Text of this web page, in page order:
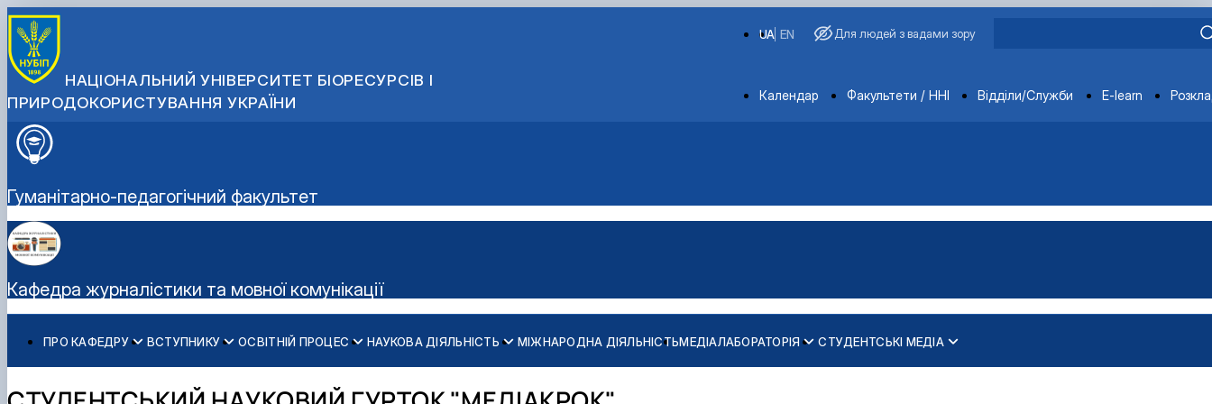
НАЦІОНАЛЬНИЙ УНІВЕРСИТЕТ БІОРЕСУРСІВ І
ПРИРОДОКОРИСТУВАННЯ УКРАЇНИ
EN
UA Для людей з вадами зору
Departments
Календар Факультети / ННІ Відділи/Служби E-learn
Гуманітарно-педагогічний факультет
Кафедра журналістики та мовної комунікації
ПРО КАФЕДРУ
Історія кафедри
ВСТУПНИКУ
Спеціальність С7 «Журналістика» - бакалаврат
Спеціальність С7 «Журналістика» - магістратура
ОСВІТНІЙ ПРОЦЕС
Освітні програми (ОС "Бакалавр", "Магістр")
Обговорення освітніх програм
НАУКОВА ДІЯЛЬНІСТЬ
Наукові здобутки кафедри
Перелік наукових послуг
МІЖНАРОДНА ДІЯЛЬНІСТЬМЕДІАЛАБОРАТОРІЯ
Медіалабораторія
СТУДЕНТСЬКІ МЕДІА
Телеканал "Свій НУБіП"